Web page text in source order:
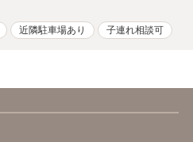
近隣駐車場あり 子連れ相談可